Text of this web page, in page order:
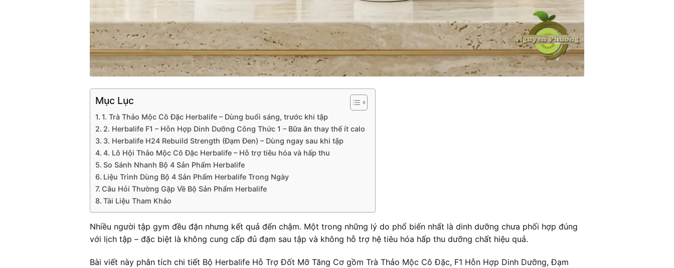
Mục Lục
1. Trà Thảo Mộc Cô Đặc Herbalife – Dùng buổi sáng, trước khi tập
2. Herbalife F1 – Hỗn Hợp Dinh Dưỡng Công Thức 1 – Bữa ăn thay thế ít calo
3. Herbalife H24 Rebuild Strength (Đạm Đen) – Dùng ngay sau khi tập
4. Lô Hội Thảo Mộc Cô Đặc Herbalife – Hỗ trợ tiêu hóa và hấp thu
So Sánh Nhanh Bộ 4 Sản Phẩm Herbalife
Liệu Trình Dùng Bộ 4 Sản Phẩm Herbalife Trong Ngày
Câu Hỏi Thường Gặp Về Bộ Sản Phẩm Herbalife
Tài Liệu Tham Khảo
Nhiều người tập gym đều đặn nhưng kết quả đến chậm. Một trong những lý do phổ biến nhất là dinh dưỡng chưa phối hợp đúng
với lịch tập – đặc biệt là không cung cấp đủ đạm sau tập và không hỗ trợ hệ tiêu hóa hấp thu dưỡng chất hiệu quả.
Bài viết này phân tích chi tiết Bộ Herbalife Hỗ Trợ Đốt Mỡ Tăng Cơ gồm Trà Thảo Mộc Cô Đặc, F1 Hỗn Hợp Dinh Dưỡng, Đạm